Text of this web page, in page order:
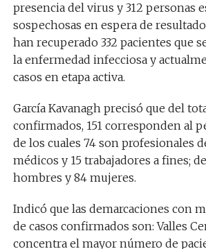
presencia del virus y 312 personas
sospechosas en espera de
han recuperado 332 pacientes que
la enfermedad infecciosa y
casos en etapa activa.
García Kavanagh precisó que del
confirmados, 151 corresponden al
de los cuales 74 son profesionales
médicos y 15 trabajadores a fines;
hombres y 84 mujeres.
Indicó que las demarcaciones con
de casos confirmados son: Valles
concentra el mayor número de